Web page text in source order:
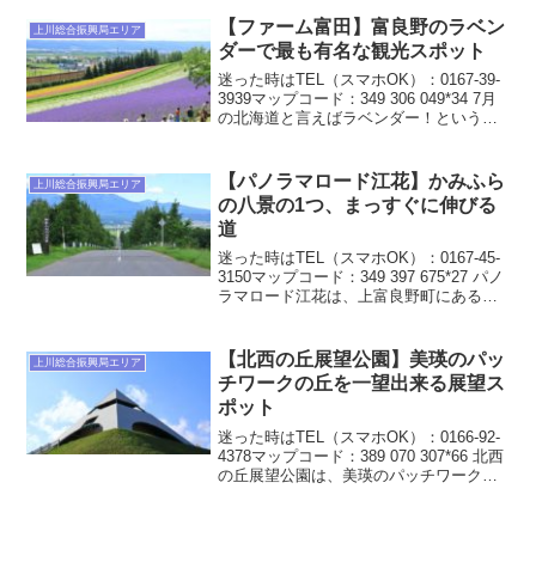
の広大な丘陵地帯の農地を指していま
す。農地...
上川総合振興局エリア
【ファーム富田】富良野のラベン
ダーで最も有名な観光スポット
迷った時はTEL（スマホOK）：0167-39-
3939マップコード：349 306 049*34 7月
の北海道と言えばラベンダー！という人
ラベンダー畑と言えば「ファー...
上川総合振興局エリア
【パノラマロード江花】かみふら
の八景の1つ、まっすぐに伸びる
道
迷った時はTEL（スマホOK）：0167-45-
3150マップコード：349 397 675*27 パノ
ラマロード江花は、上富良野町にあるた
るように続き、北海道らしい風...
上川総合振興局エリア
【北西の丘展望公園】美瑛のパッ
チワークの丘を一望出来る展望ス
ポット
迷った時はTEL（スマホOK）：0166-92-
4378マップコード：389 070 307*66 北西
の丘展望公園は、美瑛のパッチワークの